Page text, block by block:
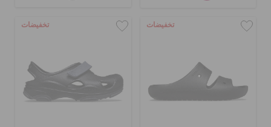
تخفيضات تخفيضات